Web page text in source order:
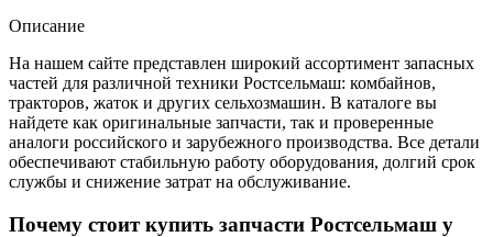
Описание
На нашем сайте представлен широкий ассортимент запасных
частей для различной техники Ростсельмаш: комбайнов,
тракторов, жаток и других сельхозмашин. В каталоге вы
найдете как оригинальные запчасти, так и проверенные
аналоги российского и зарубежного производства. Все детали
обеспечивают стабильную работу оборудования, долгий срок
службы и снижение затрат на обслуживание.
Почему стоит купить запчасти Ростсельмаш у